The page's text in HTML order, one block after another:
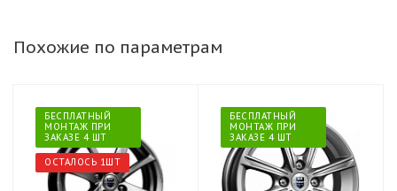
Похожие по параметрам
БЕСПЛАТНЫЙ
МОНТАЖ ПРИ
ЗАКАЗЕ 4 ШТ
ОСТАЛОСЬ 1ШТ
БЕСПЛАТНЫЙ
МОНТАЖ ПРИ
ЗАКАЗЕ 4 ШТ